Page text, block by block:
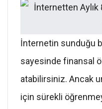
İnternetin sunduğu
sayesinde finansal
atabilirsiniz. Ancak
için sürekli